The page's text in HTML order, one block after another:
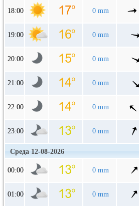
18:00 0 mm
19:00 0 mm
20:00 0 mm
21:00 0 mm
22:00 0 mm
23:00 0 mm
Среда 12-08-2026
00:00 0 mm
01:00 0 mm